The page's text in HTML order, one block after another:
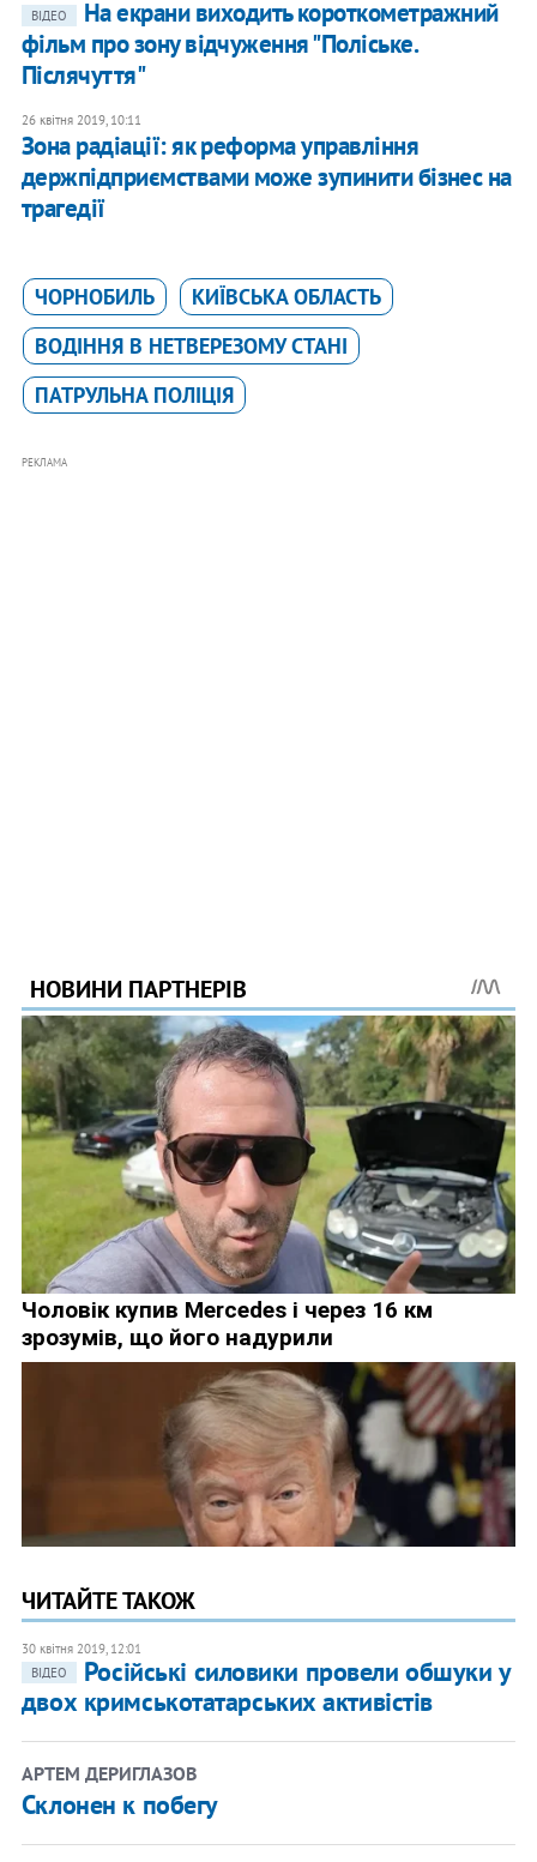
ВІДЕО
На екрани виходить короткометражний
фільм про зону відчуження "Поліське.
Післячуття"
26 квітня 2019, 10:11
Зона радіації: як реформа управління
держпідприємствами може зупинити бізнес на
трагедії
ЧОРНОБИЛЬ
КИЇВСЬКА ОБЛАСТЬ
ВОДІННЯ В НЕТВЕРЕЗОМУ СТАНІ
ПАТРУЛЬНА ПОЛІЦІЯ
РЕКЛАМА
ЧИТАЙТЕ ТАКОЖ
30 квітня 2019, 12:01
ВІДЕО
Російські силовики провели обшуки у
двох кримськотатарських активістів
АРТЕМ ДЕРИГЛАЗОВ
Склонен к побегу